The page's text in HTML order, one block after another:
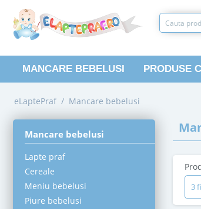
MANCARE BEBELUSI PRODUSE
eLaptePraf / Mancare bebelusi
Mancare bebelusi
Lapte praf
Cereale
Meniu bebelusi
Piure bebelusi
3